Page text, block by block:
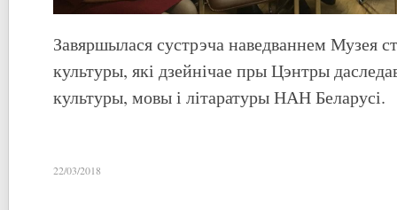
Завяршылася сустрэча наведваннем Музея
культуры, які дзейнічае пры Цэнтры
культуры, мовы і літаратуры НАН Беларусі.
22/03/2018